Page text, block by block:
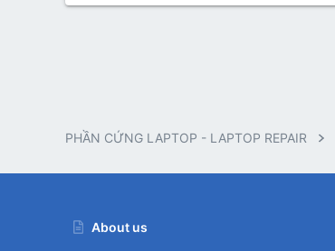
PHẦN CỨNG LAPTOP - LAPTOP REPAIR
About us